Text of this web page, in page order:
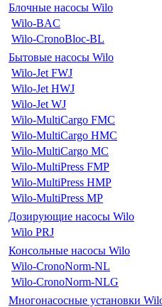
Блочные насосы Wilo
Wilo-BAC
Wilo-CronoBloc-BL
Бытовые насосы Wilo
Wilo-Jet FWJ
Wilo-Jet HWJ
Wilo-Jet WJ
Wilo-MultiCargo FMC
Wilo-MultiCargo HMC
Wilo-MultiCargo MC
Wilo-MultiPress FMP
Wilo-MultiPress HMP
Wilo-MultiPress MP
Дозирующие насосы Wilo
Wilo PRJ
Консольные насосы Wilo
Wilo-CronoNorm-NL
Wilo-CronoNorm-NLG
Многонасосные установки